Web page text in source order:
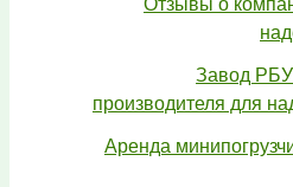
Отзывы о
Завод РБУ
производителя для
Аренда